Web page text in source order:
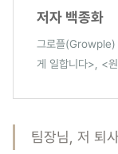
저자 백종화
그로플(Growple)
게 일합니다>, <
팀장님, 저 퇴